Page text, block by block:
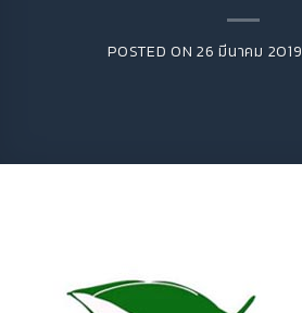
POSTED ON26 มีนาคม 2019